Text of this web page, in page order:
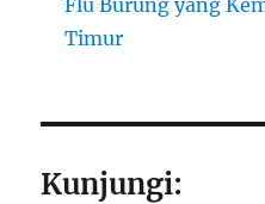
Timur
Kunjungi: